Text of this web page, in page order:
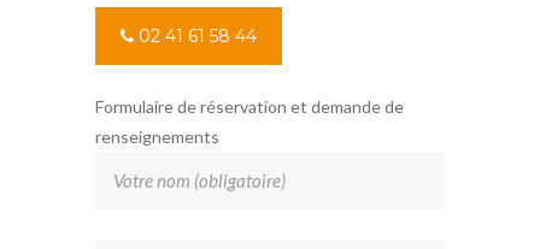
02 41 61 58 44
Formulaire de réservation et demande de
renseignements